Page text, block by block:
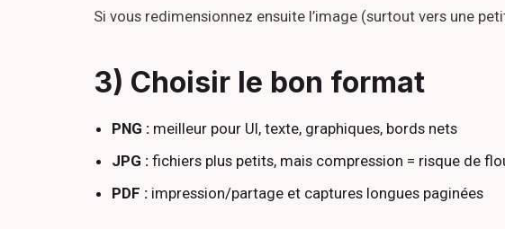
Si vous redimensionnez ensuite l’image (surtout vers une
3) Choisir le bon format
PNG : meilleur pour UI, texte, graphiques, bords nets
JPG : fichiers plus petits, mais compression = risque de
PDF : impression/partage et captures longues paginées